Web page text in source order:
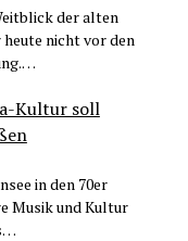
der alten
nicht vor den
Kultur soll
in den 70er
Musik und Kultur